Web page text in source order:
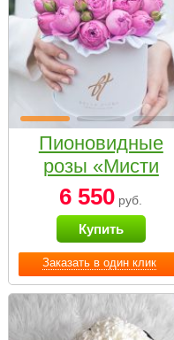
Заказать в один клик
Пионовидные
розы «Мисти
бабблс» в белой
коробке Small
6 550 руб.
Купить